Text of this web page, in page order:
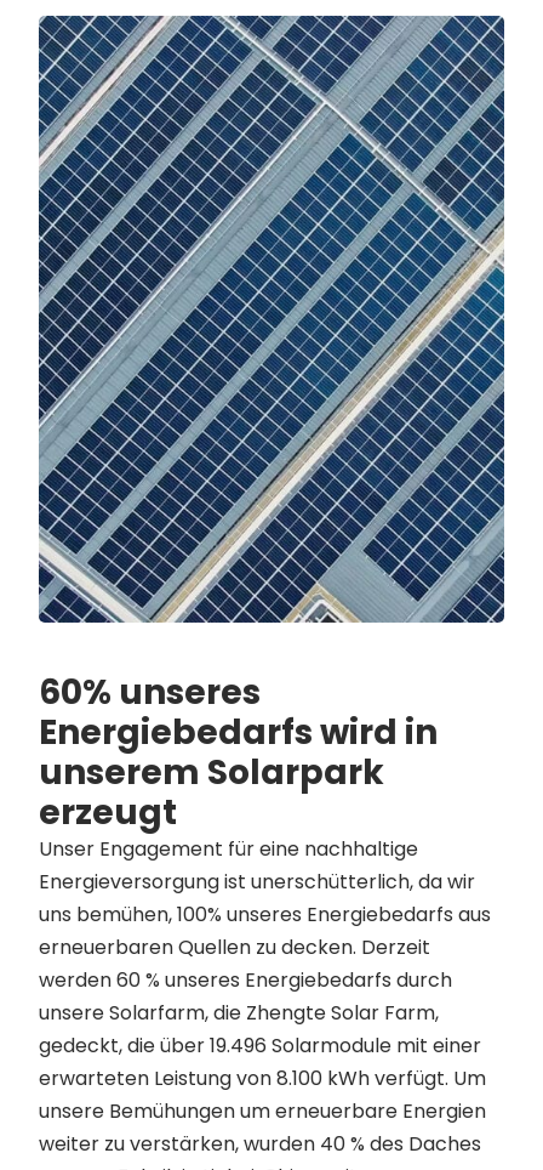
60% unseres
Energiebedarfs wird in
unserem Solarpark
erzeugt
Unser Engagement für eine nachhaltige
Energieversorgung ist unerschütterlich, da wir
uns bemühen, 100% unseres Energiebedarfs aus
erneuerbaren Quellen zu decken. Derzeit
werden 60 % unseres Energiebedarfs durch
unsere Solarfarm, die Zhengte Solar Farm,
gedeckt, die über 19.496 Solarmodule mit einer
erwarteten Leistung von 8.100 kWh verfügt. Um
unsere Bemühungen um erneuerbare Energien
weiter zu verstärken, wurden 40 % des Daches